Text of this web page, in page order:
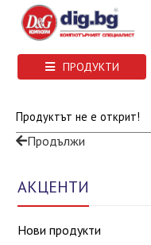
ПРОДУКТИ
Продуктът не е открит!
Продължи
АКЦЕНТИ
Нови продукти